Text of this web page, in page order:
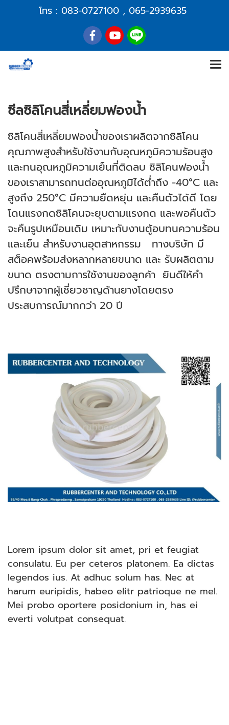
โทร : 083-0727100 , 065-2939635
ซีลซิลิโคนสี่เหลี่ยมฟองน้ำ
ซิลิโคนสี่เหลี่ยมฟองน้ำของเราผลิตจากซิลิโคน
คุณภาพสูงสำหรับใช้งานกับอุณหภูมิความร้อนสูง
และทนอุณหภูมิความเย็นที่ติดลบ ซิลิโคนฟองน้ำ
ของเราสามารถทนต่ออุณหภูมิได้ต่ำถึง -40°C และ
สูงถึง 250°C มีความยืดหยุ่น และคืนตัวได้ดี โดย
โดนแรงกดซิลิโคนจะยุบตามแรงกด และพอคืนตัว
จะคืนรูปเหมือนเดิม เหมาะกับงานตู้อบทนความร้อน
และเย็น สำหรับงานอุตสาหกรรม ทางบริษัท มี
สต็อคพร้อมส่งหลากหลายขนาด และ รับผลิตตาม
ขนาด ตรงตามการใช้งานของลูกค้า ยินดีให้คำ
ปรึกษาจากผู้เชี่ยวชาญด้านยางโดยตรง
ประสบการณ์มากกว่า 20 ปี
Lorem ipsum dolor sit amet, pri et feugiat
consulatu. Eu per ceteros platonem. Ea dictas
legendos ius. At adhuc solum has. Nec at
harum euripidis, habeo elitr patrioque ne mel.
Mei probo oportere posidonium in, has ei
everti volutpat consequat.